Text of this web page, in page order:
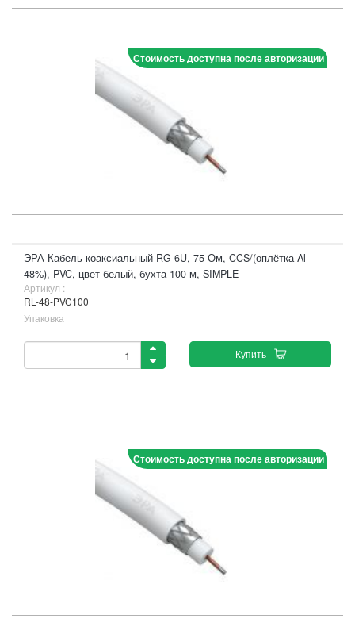
Стоимость доступна после авторизации
ЭРА Кабель коаксиальный RG-6U, 75 Ом, CCS/(оплётка Al
48%), PVC, цвет белый, бухта 100 м, SIMPLE
Артикул :
RL-48-PVC100
Упаковка
Купить
Стоимость доступна после авторизации